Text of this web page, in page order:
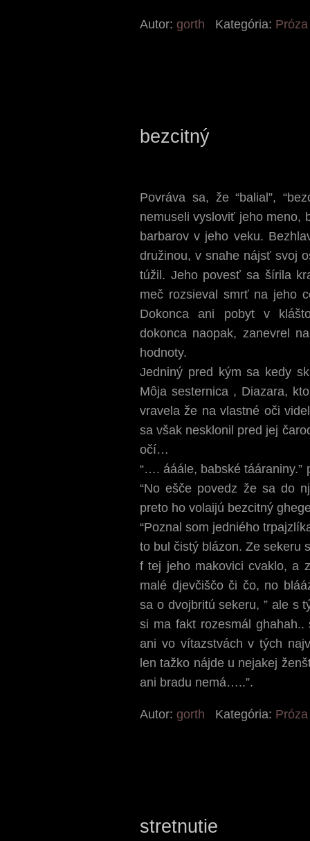
Autor: gorth Kategória: Próza
bezcitný
Povráva sa, že “balial”,
nemuseli vysloviť jeho meno,
barbarov v jeho veku.
družinou, v snahe nájsť svoj
túžil. Jeho povesť sa šírila
meč rozsieval smrť na jeho
Dokonca ani pobyt v
dokonca naopak, zanevrel
hodnoty.
Jedniný pred kým sa kedy
Môja sesternica , Diazara,
vravela že na vlastné oči
sa však nesklonil pred jej
očí…
“…. ááále, babské tááraniny.”
“No ešče povedz že sa do
preto ho volaijú bezcitný
“Poznal som jedniého
to bul čistý blázon. Ze sekeru
f tej jeho makovici cvaklo, a
malé djevčiščo či čo, no
sa o dvojbritú sekeru, ” ale s
si ma fakt rozesmál
ani vo vítazstvách v tých
len tažko nájde u nejakej
ani bradu nemá…..”.
Autor: gorth Kategória: Próza
stretnutie